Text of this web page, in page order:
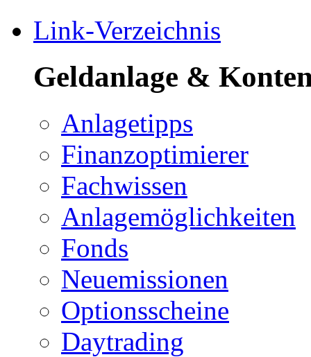
Link-Verzeichnis
Geldanlage &
Anlagetipps
Finanzoptimierer
Fachwissen
Anlagemöglichkeiten
Fonds
Neuemissionen
Optionsscheine
Daytrading